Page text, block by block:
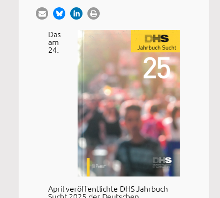
Das
am
24.
April veröffentlichte DHS Jahrbuch